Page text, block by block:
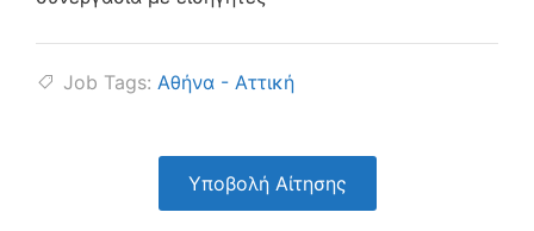
Job Tags: Αθήνα - Αττική
Υποβολή Αίτησης